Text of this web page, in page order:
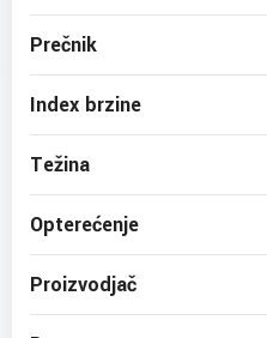
Prečnik
Index brzine
Težina
Opterećenje
Proizvodjač